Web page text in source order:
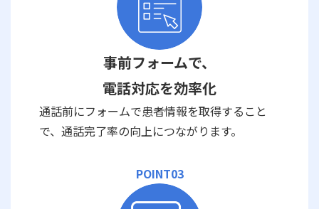
事前フォームで、
電話対応を効率化
通話前にフォームで患者情報を取得すること
で、通話完了率の向上につながります。
POINT03